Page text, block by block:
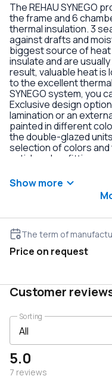
The REHAU SYNEGO
the frame and 6
thermal insulation. 3
against drafts and
biggest source of heat
insulate and are
result, valuable heat is
to the excellent
SYNEGO system, you
Exclusive design
lamination or an
painted in different
the double-glazed
selection of colors
anti-burglary fittings
Show more
The term of
Price on request
Customer
5.0
7 reviews
Sorting